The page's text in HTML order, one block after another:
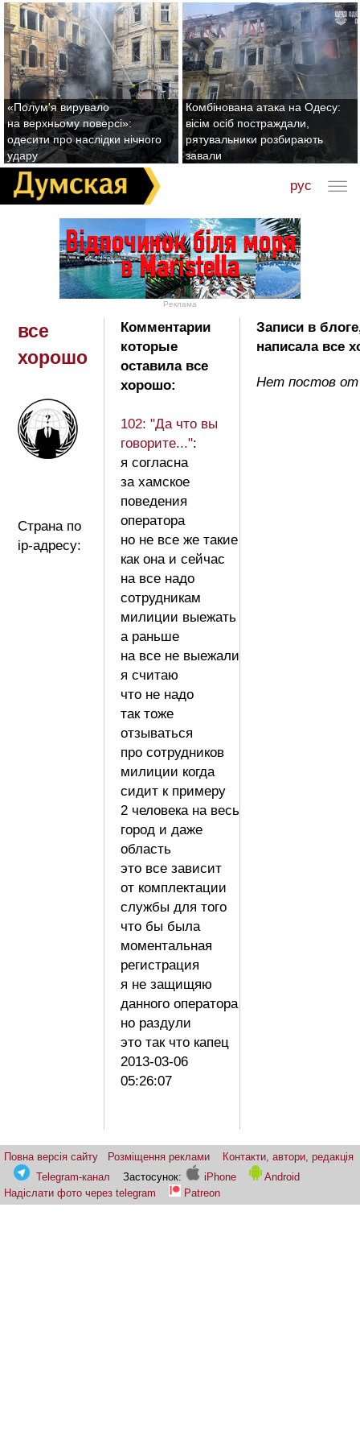
«Полум'я вирувало
на верхньому поверсі»:
одесити про наслідки нічного
удару
Комбінована атака на Одесу:
вісім осіб постраждали,
рятувальники розбирають
завали
рус
Реклама
все
хорошо
Страна по
ip-адресу:
Комментарии
которые
оставила все
хорошо:
102: "Да что вы
говорите...":
я согласна
за хамское
поведения
оператора
но не все же такие
как она и сейчас
на все надо
сотрудникам
милиции выежать
а раньше
на все не выежали
я считаю
что не надо
так тоже
отзываться
про сотрудников
милиции когда
сидит к примеру
2 человека на весь
город и даже
область
это все зависит
от комплектации
службы для того
что бы была
моментальная
регистрация
я не защищяю
данного оператора
но раздули
это так что капец
2013-03-06
05:26:07
Записи в
написала все
Нет постов от
Повна версія сайту Розміщення реклами
Контакти, автори, редакція
Telegram-канал
Застосунок: iPhone
Android
Надіслати фото через telegram
Patreon